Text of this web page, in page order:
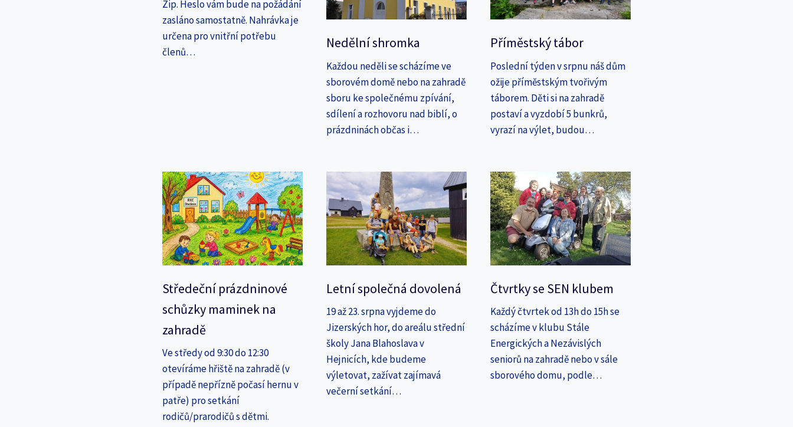
Zip. Heslo vám bude na požádání
zasláno samostatně. Nahrávka je
určena pro vnitřní potřebu
členů…
Nedělní shromka
Každou neděli se scházíme ve
sborovém domě nebo na zahradě
sboru ke společnému zpívání,
sdílení a rozhovoru nad biblí, o
prázdninách občas i…
Příměstský tábor
Poslední týden v srpnu náš dům
ožije příměstským tvořivým
táborem. Děti si na zahradě
postaví a vyzdobí 5 bunkrů,
vyrazí na výlet, budou…
Středeční prázdninové
schůzky maminek na
zahradě
Ve středy od 9:30 do 12:30
otevíráme hřiště na zahradě (v
případě nepřízně počasí hernu v
patře) pro setkání
rodičů/prarodičů s dětmi.
Letní společná dovolená
19 až 23. srpna vyjdeme do
Jizerských hor, do areálu střední
školy Jana Blahoslava v
Hejnicích, kde budeme
výletovat, zažívat zajímavá
večerní setkání…
Čtvrtky se SEN klubem
Každý čtvrtek od 13h do 15h se
scházíme v klubu Stále
Energických a Nezávislých
seniorů na zahradě nebo v sále
sborového domu, podle…